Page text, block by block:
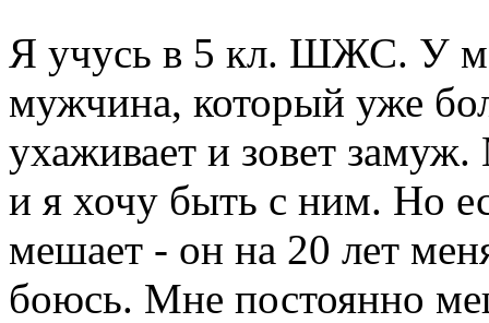
Я учусь в 5 кл. ШЖС. У
мужчина, который уже
ухаживает и зовет
и я хочу быть с ним. Но
мешает - он на 20 лет
боюсь. Мне постоянно